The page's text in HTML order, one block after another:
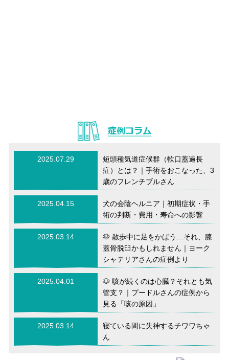
2025.07.29
短頭種気道症候群（軟口蓋過長
症）とは？｜手術をおこなった、3
歳のフレンチブルさん
2025.04.15
犬の会陰ヘルニア｜初期症状・手
術の判断・費用・寿命への影響
2025.03.14
🐶 散歩中に足をかばう…それ、膝
蓋骨脱臼かもしれません｜ヨーク
シャテリアさんの症例より
2025.04.01
🐶 咳が続くのは心臓？それとも気
管支？｜プードルさんの症例から
見る「咳の原因」
2025.03.14
寝ている間に失神するチワワちゃ
ん